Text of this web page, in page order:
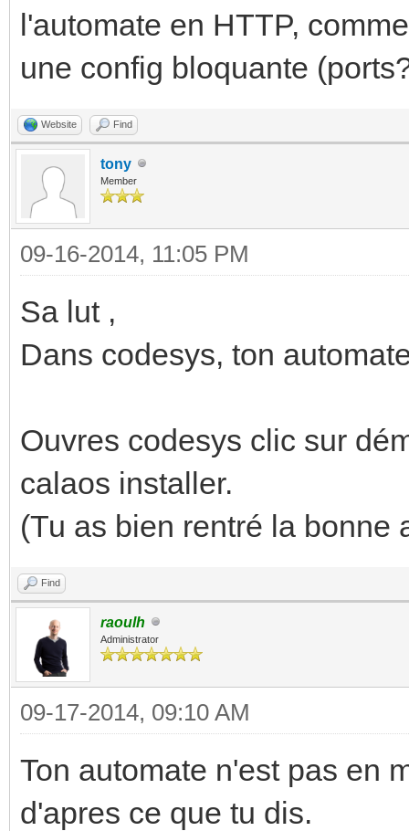
l'automate en HTTP,
une config bloquante
Website Find
tony
Member
09-16-2014, 11:05 PM
Sa lut ,
Dans codesys, ton
Ouvres codesys clic sur
calaos installer.
(Tu as bien rentré la bonne
Find
raoulh
Administrator
09-17-2014, 09:10 AM
Ton automate n'est pas en
d'apres ce que tu dis.